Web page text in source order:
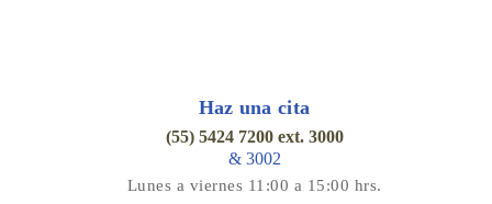
Haz una cita
(55) 5424 7200 ext. 3000
& 3002
Lunes a viernes 11:00 a 15:00 hrs.